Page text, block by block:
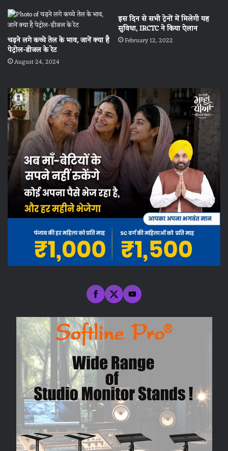
चढ़ने लगे कच्चे तेल के भाव, जानें क्या है
पेट्रोल-डीजल के रेट
August 24, 2024
इस दिन से सभी ट्रेनों में मिलेगी यह
सुविधा, IRCTC ने किया ऐलान
February 12, 2022